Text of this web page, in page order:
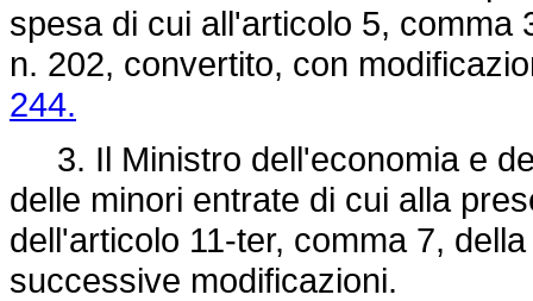
spesa di cui all'articolo 5, comma
n. 202, convertito, con
244.
3. Il Ministro dell'economia e
delle minori entrate di cui alla
dell'articolo 11-ter, comma 7,
successive modificazioni.